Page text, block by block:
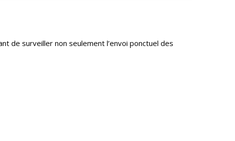
de surveiller non seulement l’envoi ponctuel des